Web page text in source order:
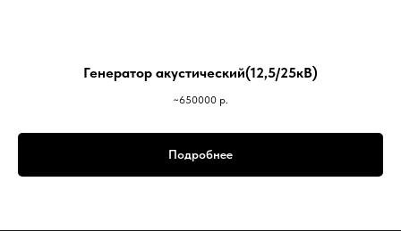
Генератор акустический(12,5/25кВ)
~650000 р.
Подробнее